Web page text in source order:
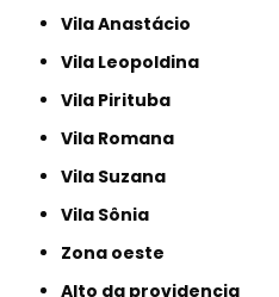
Vila Anastácio
Vila Leopoldina
Vila Pirituba
Vila Romana
Vila Suzana
Vila Sônia
Zona oeste
alto da providencia